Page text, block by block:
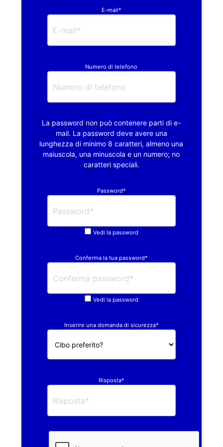
E-mail*
Numero di telefono
La password non può contenere parti di e-
mail. La password deve avere una
lunghezza di minimo 8 caratteri, almeno una
maiuscola, una minuscola e un numero; no
caratteri speciali.
Password*
Vedi la password
Conferma la tua password*
Vedi la password
Inserire una domanda di sicurezza*
Risposta*